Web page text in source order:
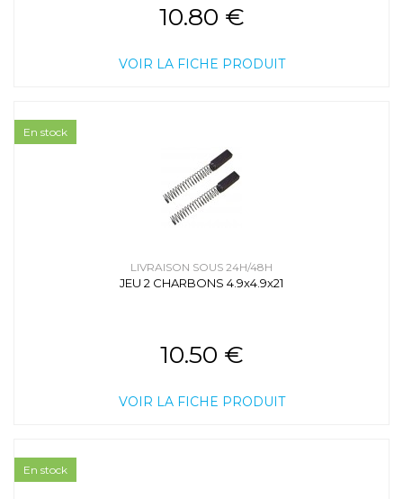
10.80 €
VOIR LA FICHE PRODUIT
LIVRAISON SOUS 24H/48H
JEU 2 CHARBONS 4.9x4.9x21
10.50 €
VOIR LA FICHE PRODUIT
En stock
En stock